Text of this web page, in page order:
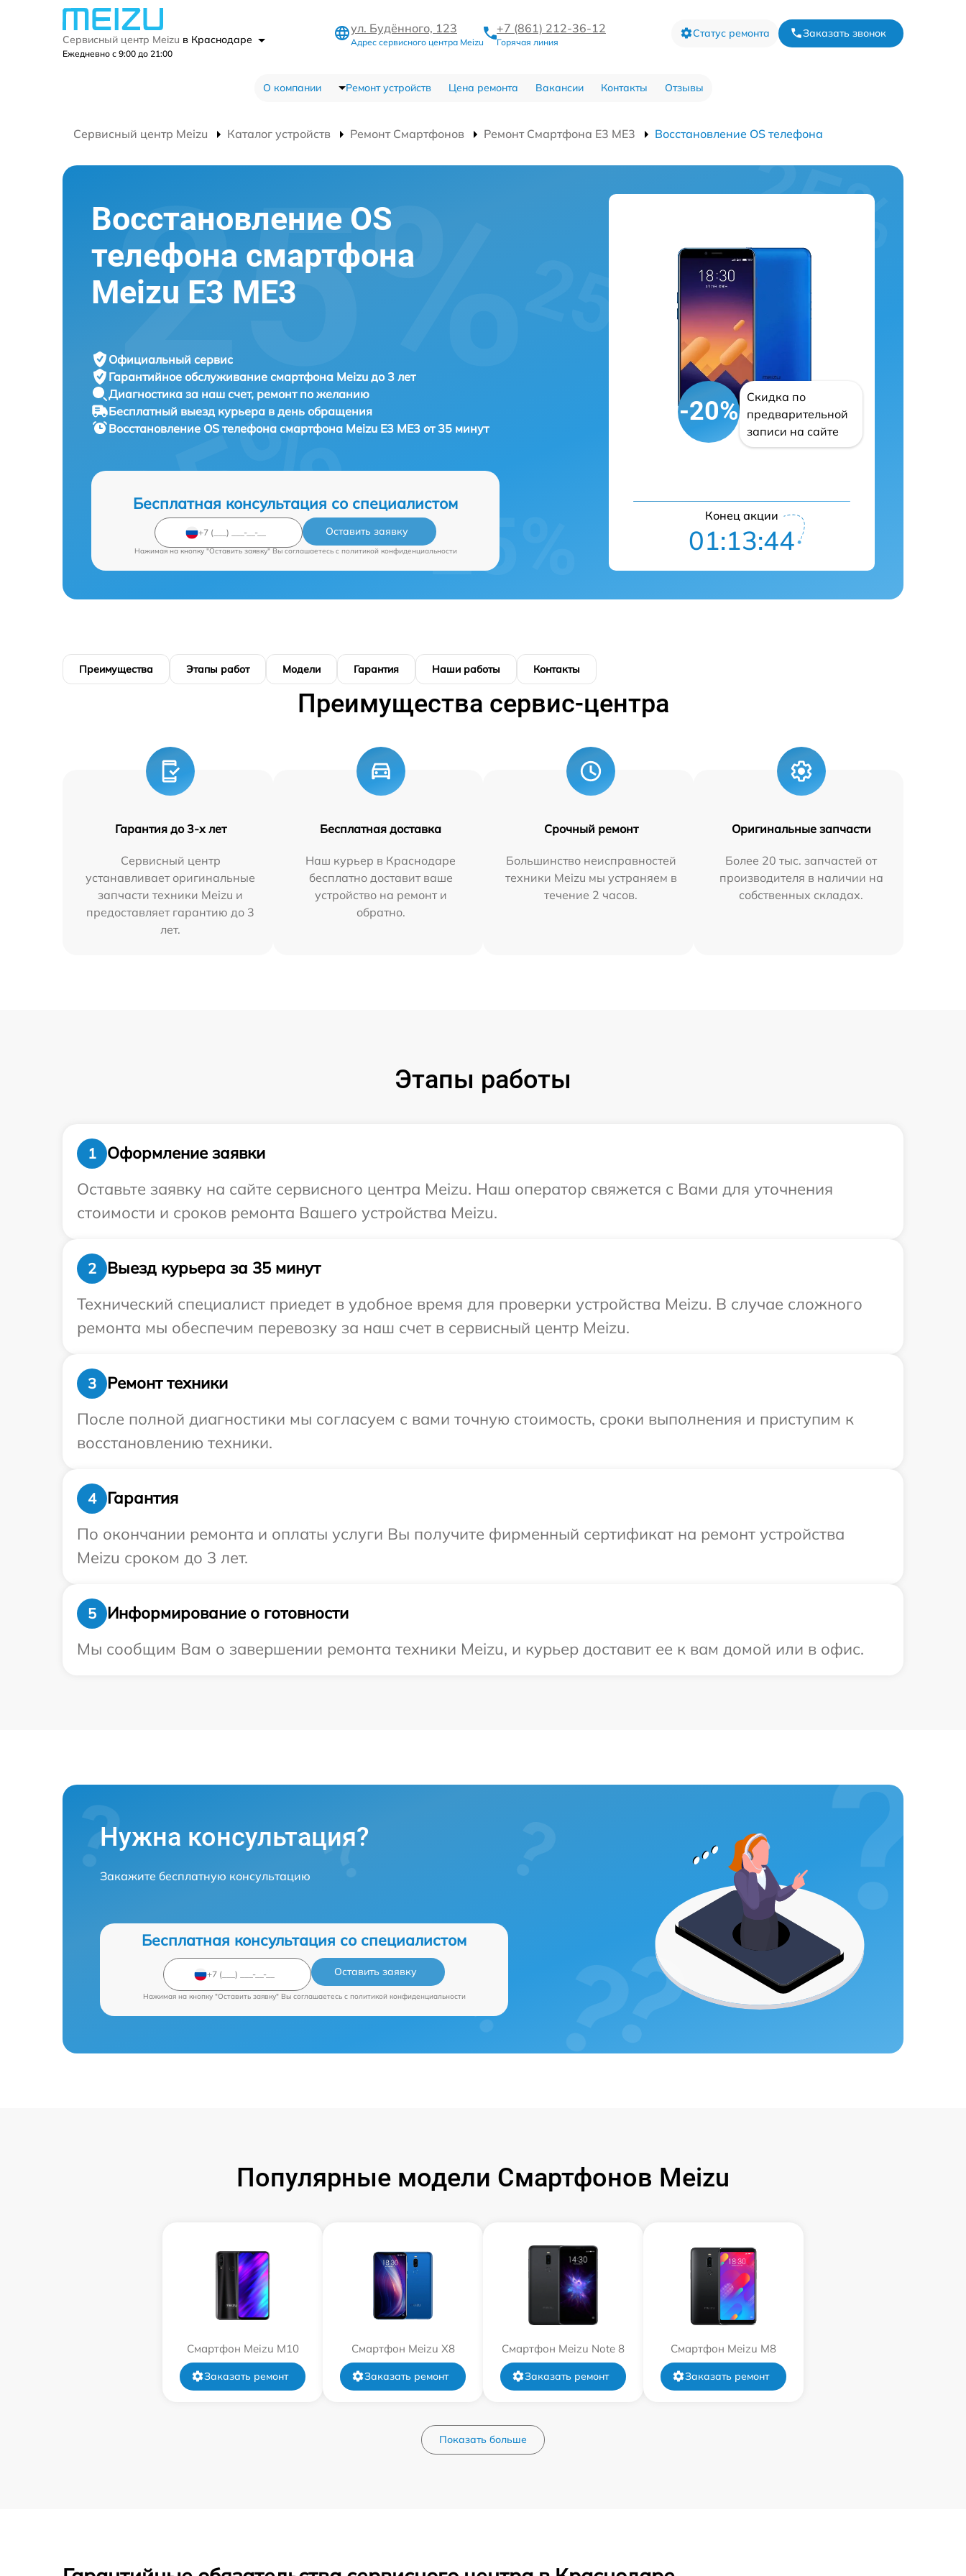
Сервисный центр Meizu в Краснодаре
Ежедневно с 9:00 до 21:00
ул. Будённого, 123
Адрес сервисного центра Meizu
+7 (861) 212-36-12
Горячая линия
Статус ремонта Заказать звонок
О компании Ремонт устройств Цена ремонта Вакансии Контакты Отзывы
Сервисный центр Meizu Каталог устройств Ремонт Смартфонов Ремонт Смартфона E3 ME3 Восстановление OS телефона
Восстановление OS
телефона смартфона
Meizu E3 ME3
Официальный сервис
Гарантийное обслуживание смартфона Meizu до 3 лет
Диагностика за наш счет, ремонт по желанию
Бесплатный выезд курьера в день обращения
Восстановление OS телефона смартфона Meizu E3 ME3 от 35 минут
Бесплатная консультация со специалистом
Оставить заявку
Нажимая на кнопку "Оставить заявку" Вы соглашаетесь c политикой конфиденциальности
-20%
Скидка по
предварительной
записи на сайте
Конец акции
01:13:43
Преимущества Этапы работ Модели Гарантия Наши работы Контакты
Преимущества сервис-центра
Гарантия до 3-х лет
Сервисный центр
устанавливает оригинальные
запчасти техники Meizu и
предоставляет гарантию до 3
лет.
Бесплатная доставка
Наш курьер в Краснодаре
бесплатно доставит ваше
устройство на ремонт и
обратно.
Срочный ремонт
Большинство неисправностей
техники Meizu мы устраняем в
течение 2 часов.
Оригинальные запчасти
Более 20 тыс. запчастей от
производителя в наличии на
собственных складах.
Этапы работы
1
Оформление заявки
Оставьте заявку на сайте сервисного центра Meizu. Наш оператор свяжется с Вами для уточнения
стоимости и сроков ремонта Вашего устройства Meizu.
2
Выезд курьера за 35 минут
Технический специалист приедет в удобное время для проверки устройства Meizu. В случае сложного
ремонта мы обеспечим перевозку за наш счет в сервисный центр Meizu.
3
Ремонт техники
После полной диагностики мы согласуем с вами точную стоимость, сроки выполнения и приступим к
восстановлению техники.
4
Гарантия
По окончании ремонта и оплаты услуги Вы получите фирменный сертификат на ремонт устройства
Meizu сроком до 3 лет.
5
Информирование о готовности
Мы сообщим Вам о завершении ремонта техники Meizu, и курьер доставит ее к вам домой или в офис.
Нужна консультация?
Закажите бесплатную консультацию
Бесплатная консультация со специалистом
Оставить заявку
Нажимая на кнопку "Оставить заявку" Вы соглашаетесь c политикой конфиденциальности
Популярные модели Смартфонов Meizu
Смартфон Meizu M10
Заказать ремонт
Смартфон Meizu X8
Заказать ремонт
Смартфон Meizu Note 8
Заказать ремонт
Смартфон Meizu M8
Заказать ремонт
Показать больше